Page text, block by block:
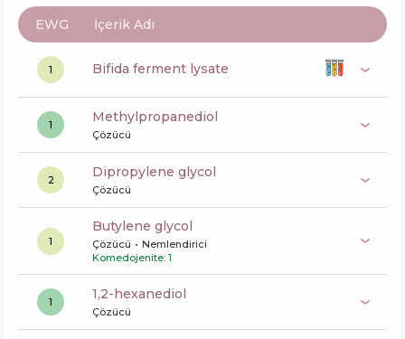
EWG İçerik Adı
1 bifida ferment lysate
1 methylpropanediol
Çözücü
2 dipropylene glycol
Çözücü
1
butylene glycol
Çözücü
Nemlendirici
Komedojenite: 1
1 1,2-hexanediol
Çözücü